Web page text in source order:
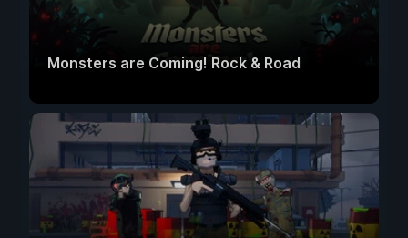
Monsters are Coming! Rock & Road